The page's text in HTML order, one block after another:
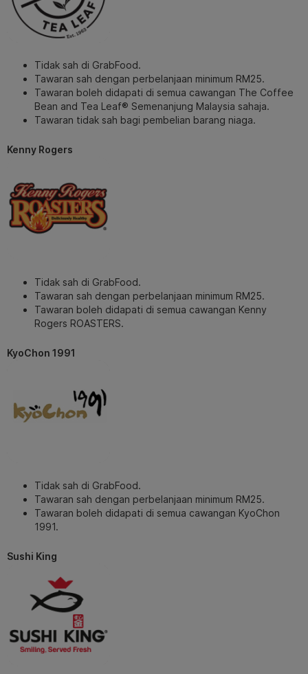
Tidak sah di GrabFood.
Tawaran sah dengan perbelanjaan minimum RM25.
Tawaran boleh didapati di semua cawangan The Coffee
Bean and Tea Leaf® Semenanjung Malaysia sahaja.
Tawaran tidak sah bagi pembelian barang niaga.
Kenny Rogers
Tidak sah di GrabFood.
Tawaran sah dengan perbelanjaan minimum RM25.
Tawaran boleh didapati di semua cawangan Kenny
Rogers ROASTERS.
KyoChon 1991
Tidak sah di GrabFood.
Tawaran sah dengan perbelanjaan minimum RM25.
Tawaran boleh didapati di semua cawangan KyoChon
1991.
Sushi King